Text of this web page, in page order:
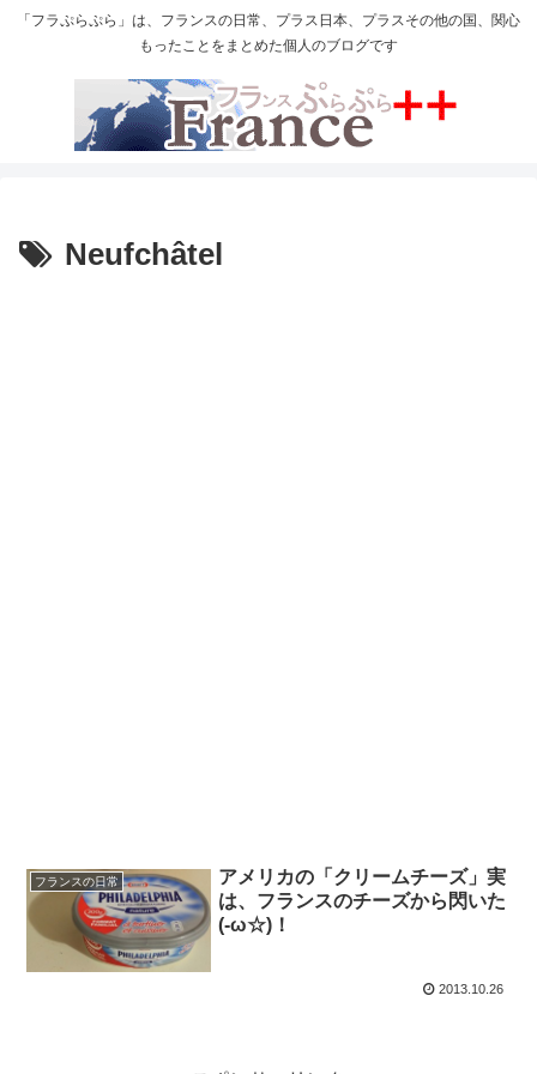
「フラぷらぷら」は、フランスの日常、プラス日本、プラスその他の国、関心
もったことをまとめた個人のブログです
Neufchâtel
フランスの日常
アメリカの「クリームチーズ」実
は、フランスのチーズから閃いた
(-ω☆)！
2013.10.26